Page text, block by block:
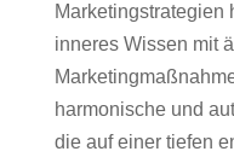
Marketingstrategien
inneres Wissen mit
harmonische und
die auf einer tiefen